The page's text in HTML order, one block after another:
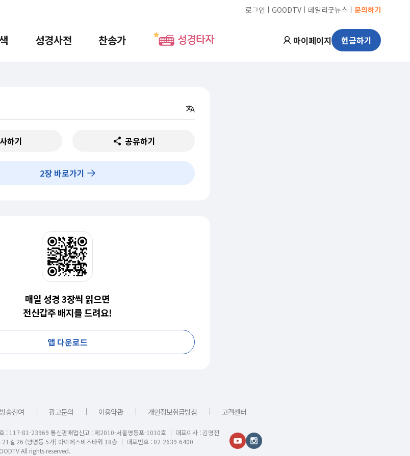
로그인 ㅣ GOODTV ㅣ 데일리굿뉴스 ㅣ 문의하기
성경사전 찬송가 성경타자 마이페이지 헌금하기
하기 공유하기
2장 바로가기
매일 성경 3장씩 읽으면
전신갑주 배지를 드려요!
앱 다운로드
송참여 ｜ 광고문의 ｜ 이용약관 ｜ 개인정보취급방침 ｜ 고객센터
: 117-81-23969 통신판매업신고 : 제2010-서울영등포-1010호 │ 대표이사 : 김명전
21길 26 (양평동 5가) 아이에스비즈타워 18층 │ 대표번호 : 02-2639-6400
All rights reserved.